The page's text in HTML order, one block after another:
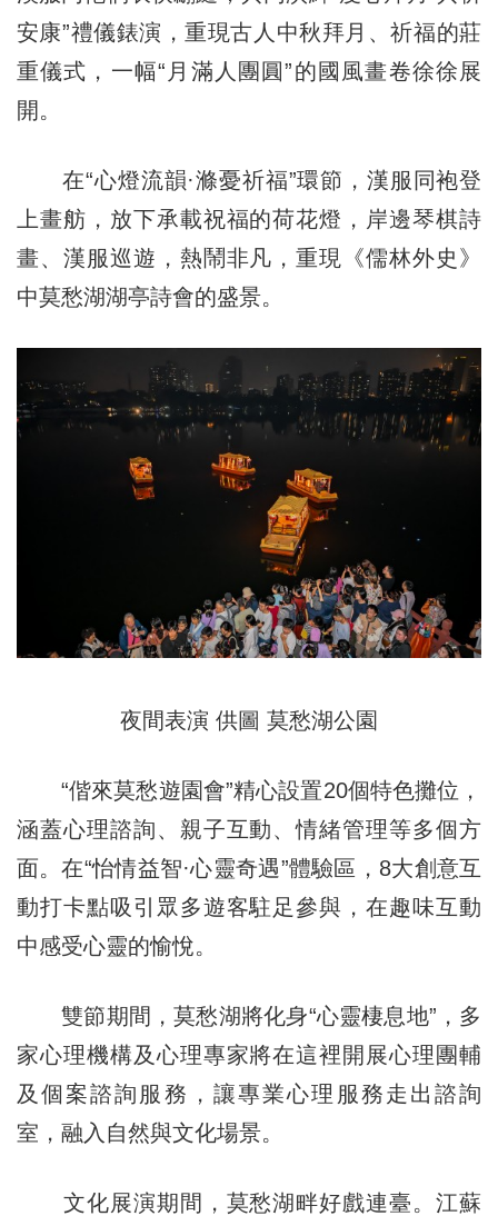
安康”禮儀錶演，重現古人中秋拜月、祈福的莊
重儀式，一幅“月滿人團圓”的國風畫卷徐徐展
開。
在“心燈流韻·滌憂祈福”環節，漢服同袍登
上畫舫，放下承載祝福的荷花燈，岸邊琴棋詩
畫、漢服巡遊，熱鬧非凡，重現《儒林外史》
中莫愁湖湖亭詩會的盛景。
夜間表演 供圖 莫愁湖公園
“偕來莫愁遊園會”精心設置20個特色攤位，
涵蓋心理諮詢、親子互動、情緒管理等多個方
面。在“怡情益智·心靈奇遇”體驗區，8大創意互
動打卡點吸引眾多遊客駐足參與，在趣味互動
中感受心靈的愉悅。
雙節期間，莫愁湖將化身“心靈棲息地”，多
家心理機構及心理專家將在這裡開展心理團輔
及個案諮詢服務，讓專業心理服務走出諮詢
室，融入自然與文化場景。
文化展演期間，莫愁湖畔好戲連臺。江蘇